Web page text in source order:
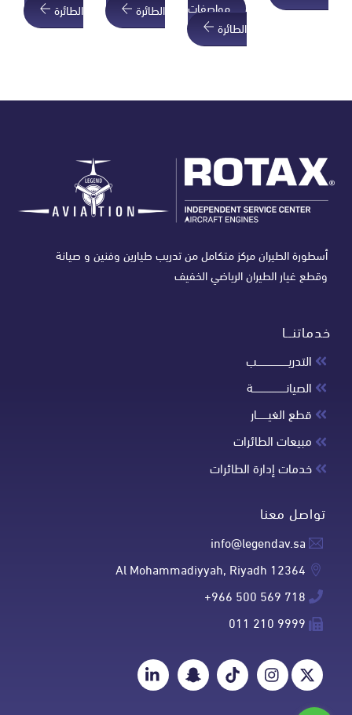
مواصفات
الطائرة
الطائرة
الطائرة
أسطورة الطيران مركز متكامل من تدريب طيارين وفنين و صيانة
وقطع غيار الطيران الرياضي الخفيف
خدماتنـــا
التدريــــــــــــــــــــب
الصيانـــــــــــــــــــــة
قطع الغيـــــــار
مبيعات الطائرات
خدمات إدارة الطائرات
تواصل معنا
info@legendav.sa
Al Mohammadiyyah, Riyadh 12364
+966 500 569 718
011 210 9999